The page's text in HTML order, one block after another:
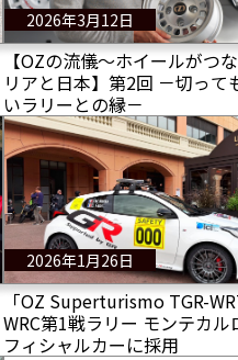
2026年3月12日
【OZの流儀〜ホイールがつ
リアと日本】第2回 －切って
いラリーとの縁－
2026年1月26日
「OZ Superturismo TGR-
WRC第1戦ラリー モンテカル
フィシャルカーに採用